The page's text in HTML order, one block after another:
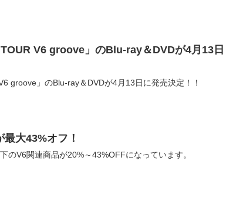
V6 groove」のBlu-ray＆DVDが4月13日
groove」のBlu-ray＆DVDが4月13日に発売決定！！
大43%オフ！
のV6関連商品が20%～43%OFFになっています。